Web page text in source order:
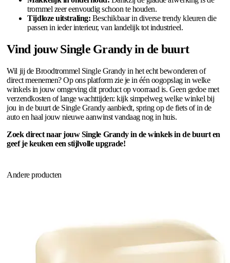
trommel zeer eenvoudig schoon te houden.
Tijdloze uitstraling: Beschikbaar in diverse trendy kleuren die
passen in ieder interieur, van landelijk tot industrieel.
Vind jouw Single Grandy in de buurt
Wil jij de Broodtrommel Single Grandy in het echt bewonderen of
direct meenemen? Op ons platform zie je in één oogopslag in welke
winkels in jouw omgeving dit product op voorraad is. Geen gedoe met
verzendkosten of lange wachttijden: kijk simpelweg welke winkel bij
jou in de buurt de Single Grandy aanbiedt, spring op de fiets of in de
auto en haal jouw nieuwe aanwinst vandaag nog in huis.
Zoek direct naar jouw Single Grandy in de winkels in de buurt en
geef je keuken een stijlvolle upgrade!
Andere producten